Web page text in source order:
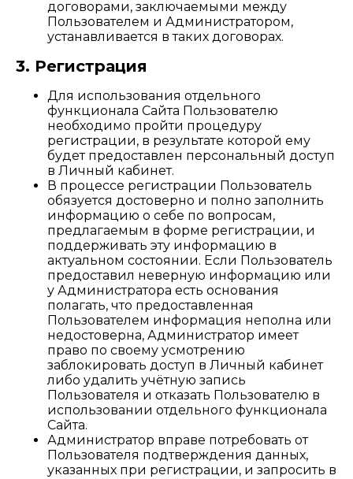
договорами, заключаемыми между
Пользователем и Администратором,
устанавливается в таких договорах.
3. Регистрация
Для использования отдельного
функционала Сайта Пользователю
необходимо пройти процедуру
регистрации, в результате которой ему
будет предоставлен персональный доступ
в Личный кабинет.
В процессе регистрации Пользователь
обязуется достоверно и полно заполнить
информацию о себе по вопросам,
предлагаемым в форме регистрации, и
поддерживать эту информацию в
актуальном состоянии. Если Пользователь
предоставил неверную информацию или
у Администратора есть основания
полагать, что предоставленная
Пользователем информация неполна или
недостоверна, Администратор имеет
право по своему усмотрению
заблокировать доступ в Личный кабинет
либо удалить учётную запись
Пользователя и отказать Пользователю в
использовании отдельного функционала
Сайта.
Администратор вправе потребовать от
Пользователя подтверждения данных,
указанных при регистрации, и запросить в